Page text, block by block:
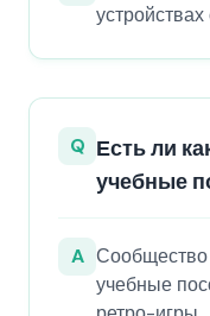
Q Есть ли
учебные
A Сообщество
учебные